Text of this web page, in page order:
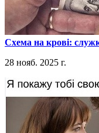
​Схема на крові:
28 нояб. 2025 г.